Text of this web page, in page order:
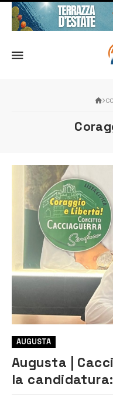
AUGUSTA
Augusta |
la